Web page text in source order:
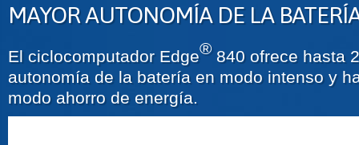
MAYOR AUTONOMÍA DE LA
El ciclocomputador Edge® 840 ofrece hasta
autonomía de la batería en modo intenso y
modo ahorro de energía.